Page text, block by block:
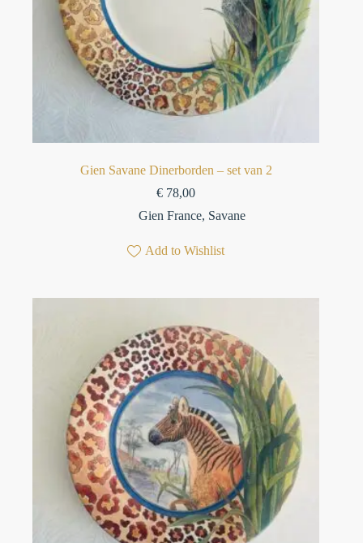
Gien Savane Dinerborden – set van 2
€ 78,00
Gien France, Savane
Add to Wishlist